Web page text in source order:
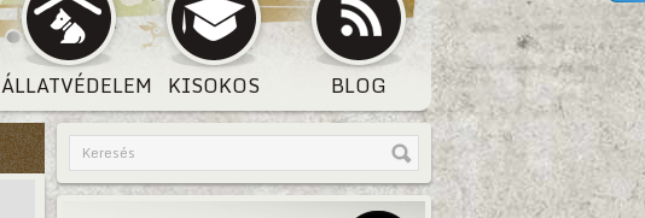
ÁLLATVÉDELEM KISOKOS BLOG